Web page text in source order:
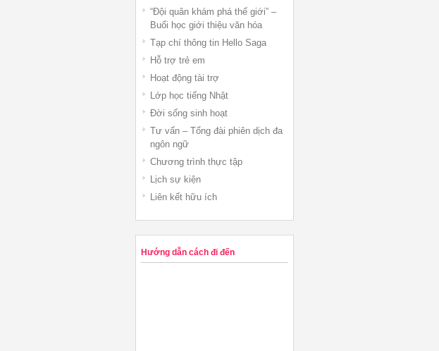
“Đội quân khám phá thế giới” –
Buổi học giới thiệu văn hóa
Tạp chí thông tin Hello Saga
Hỗ trợ trẻ em
Hoạt động tài trợ
Lớp học tiếng Nhật
Đời sống sinh hoạt
Tư vấn – Tổng đài phiên dịch đa
ngôn ngữ
Chương trình thực tập
Lịch sự kiện
Liên kết hữu ích
Hướng dẫn cách đi đến